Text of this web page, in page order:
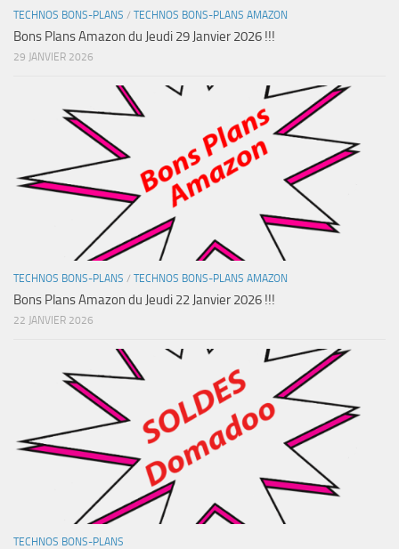
TECHNOS BONS-PLANS / TECHNOS BONS-PLANS AMAZON
Bons Plans Amazon du Jeudi 29 Janvier 2026 !!!
29 JANVIER 2026
TECHNOS BONS-PLANS / TECHNOS BONS-PLANS AMAZON
Bons Plans Amazon du Jeudi 22 Janvier 2026 !!!
22 JANVIER 2026
TECHNOS BONS-PLANS